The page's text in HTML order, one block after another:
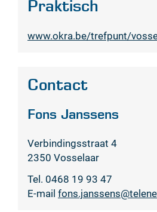
Praktisch
Website
www.okra.be/trefpunt/
Contact
Fons Janssens
Verbindingsstraat 4
,2350 Vosselaar
Tel. 0468 19 93 47
E-
fons.janssens@